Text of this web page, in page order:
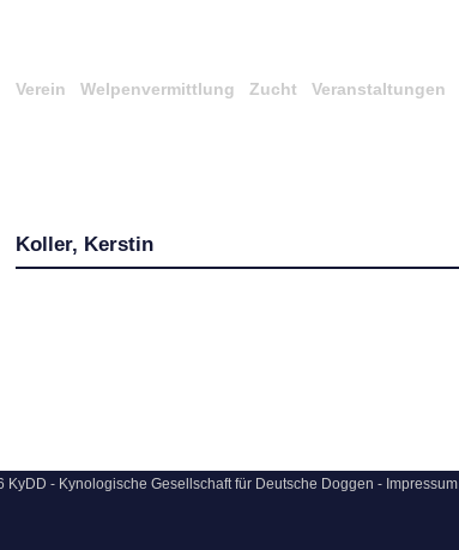
Verein Welpenvermittlung Zucht Veranstaltungen
Koller, Kerstin
KyDD - Kynologische Gesellschaft für Deutsche Doggen - Impressum